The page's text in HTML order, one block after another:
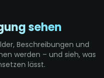
sehen
Beschreibungen und
werden – und sieh, was
lässt.